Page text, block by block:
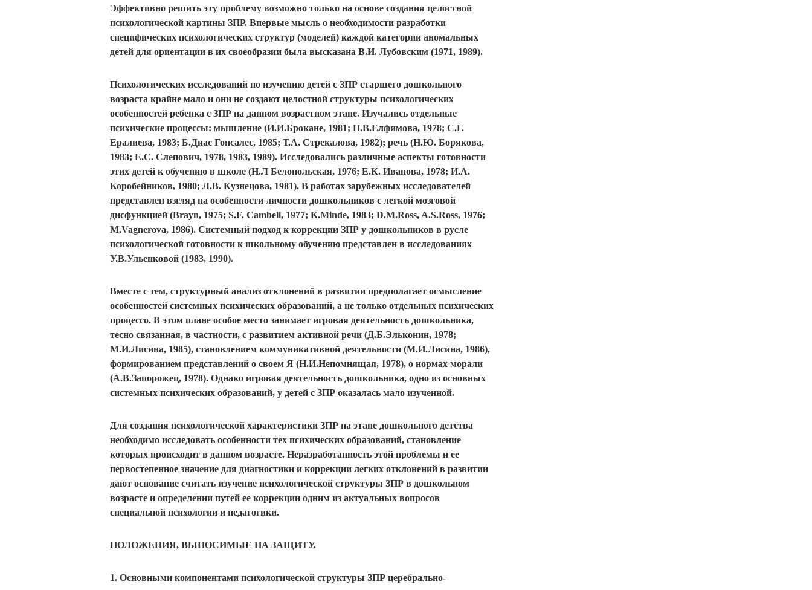
Эффективно решить эту проблему возможно только на основе создания целостной
психологической картины ЗПР. Впервые мысль о необходимости разработки
специфических психологических структур (моделей) каждой категории аномальных
детей для ориентации в их своеобразии была высказана В.И. Лубовским (1971, 1989).
Психологических исследований по изучению детей с ЗПР старшего дошкольного
возраста крайне мало и они не создают целостной структуры психологических
особенностей ребенка с ЗПР на данном возрастном этапе. Изучались отдельные
психические процессы: мышление (И.И.Брокане, 1981; Н.В.Елфимова, 1978; С.Г.
Ералиева, 1983; Б.Диас Гонсалес, 1985; Т.А. Стрекалова, 1982); речь (Н.Ю. Борякова,
1983; Е.С. Слепович, 1978, 1983, 1989). Исследовались различные аспекты готовности
этих детей к обучению в школе (Н.Л Белопольская, 1976; Е.К. Иванова, 1978; И.А.
Коробейников, 1980; Л.В. Кузнецова, 1981). В работах зарубежных исследователей
представлен взгляд на особенности личности дошкольников с легкой мозговой
дисфункцией (Brayn, 1975; S.F. Cambell, 1977; K.Minde, 1983; D.M.Ross, A.S.Ross, 1976;
M.Vagnerova, 1986). Системный подход к коррекции ЗПР у дошкольников в русле
психологической готовности к школьному обучению представлен в исследованиях
У.В.Ульенковой (1983, 1990).
Вместе с тем, структурный анализ отклонений в развитии предполагает осмысление
особенностей системных психических образований, а не только отдельных психических
процессо. В этом плане особое место занимает игровая деятельность дошкольника,
тесно связанная, в частности, с развитием активной речи (Д.Б.Эльконин, 1978;
М.И.Лисина, 1985), становлением коммуникативной деятельности (М.И.Лисина, 1986),
формированием представлений о своем Я (Н.И.Непомнящая, 1978), о нормах морали
(А.В.Запорожец, 1978). Однако игровая деятельность дошкольника, одно из основных
системных психических образований, у детей с ЗПР оказалась мало изученной.
Для создания психологической характеристики ЗПР на этапе дошкольного детства
необходимо исследовать особенности тех психических образований, становление
которых происходит в данном возрасте. Неразработанность этой проблемы и ее
первостепенное значение для диагностики и коррекции легких отклонений в развитии
дают основание считать изучение психологической структуры ЗПР в дошкольном
возрасте и определении путей ее коррекции одним из актуальных вопросов
специальной психологии и педагогики.
ПОЛОЖЕНИЯ, ВЫНОСИМЫЕ НА ЗАЩИТУ.
Основными компонентами психологической структуры ЗПР церебрально-